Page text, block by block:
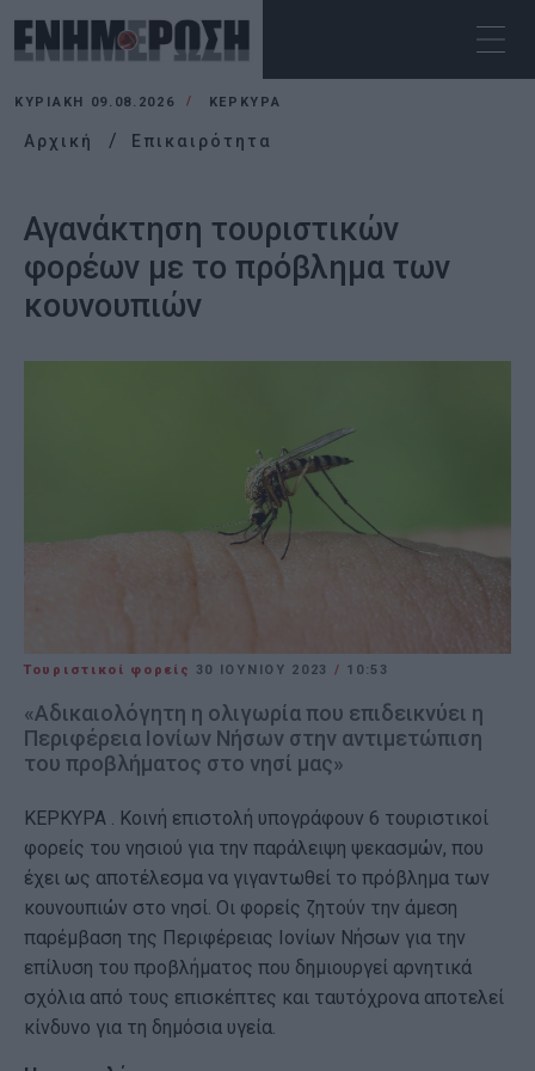
ΚΥΡΙΑΚΉ 09.08.2026 ΚΕΡΚΥΡΑ
Αρχική Επικαιρότητα
Αγανάκτηση τουριστικών
φορέων με το πρόβλημα των
κουνουπιών
Τουριστικοί φορείς 30 ΙΟΥΝΊΟΥ 2023 / 10:53
«Αδικαιολόγητη η ολιγωρία που επιδεικνύει η
Περιφέρεια Ιονίων Νήσων στην αντιμετώπιση
του προβλήματος στο νησί μας»
ΚΕΡΚΥΡΑ . Κοινή επιστολή υπογράφουν 6 τουριστικοί
φορείς του νησιού για την παράλειψη ψεκασμών, που
έχει ως αποτέλεσμα να γιγαντωθεί το πρόβλημα των
κουνουπιών στο νησί. Οι φορείς ζητούν την άμεση
παρέμβαση της Περιφέρειας Ιονίων Νήσων για την
επίλυση του προβλήματος που δημιουργεί αρνητικά
σχόλια από τους επισκέπτες και ταυτόχρονα αποτελεί
κίνδυνο για τη δημόσια υγεία.